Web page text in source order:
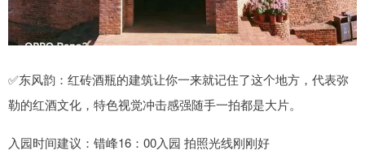
✅东风韵：红砖酒瓶的建筑让你一来就记住了这个地方，代表弥
勒的红酒文化，特色视觉冲击感强随手一拍都是大片。
入园时间建议：错峰16：00入园 拍照光线刚刚好